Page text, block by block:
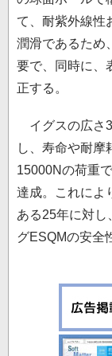
て、耐紫外線性
潤滑であるため
要で、同時に、
正する。
イグスの広さ
し、寿命や耐摩
15000Nの荷重
達成。これによ
ある25年に対し
グESQMの安全